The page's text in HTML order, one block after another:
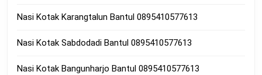
Nasi Kotak Karangtalun Bantul 0895410577613
Nasi Kotak Sabdodadi Bantul 0895410577613
Nasi Kotak Bangunharjo Bantul 0895410577613